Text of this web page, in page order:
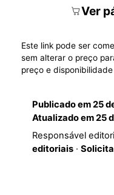
Ver
Este link pode ser
sem alterar o preço
preço e
Publicado em25
Atualizado em25
Responsável
editoriais·